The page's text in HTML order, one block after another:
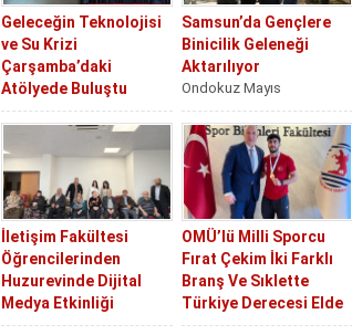
Geleceğin Teknolojisi
ve Su Krizi
Çarşamba’daki
Atölyede Buluştu
Ondokuz Mayıs
Üniversitesi (OMÜ) İletişim
Fakültesi, Halkla İlişkiler ve
Tanıtım (HİT) Bölümü
öğrencisi Umut
Demirbay’ın,...
Samsun’da Gençlere
Binicilik Geleneği
Aktarılıyor
Ondokuz Mayıs
Üniversitesi (OMÜ) Türk
Dünyası Gençlik
Topluluğu, Samsun
Büyükşehir Belediyesi
(SBB) Atlı Spor
Tesislerinde,...
İletişim Fakültesi
Öğrencilerinden
Huzurevinde Dijital
Medya Etkinliği
Ondokuz Mayıs
OMÜ’lü Milli Sporcu
Fırat Çekim İki Farklı
Branş Ve Sıklette
Türkiye Derecesi Elde
Etti